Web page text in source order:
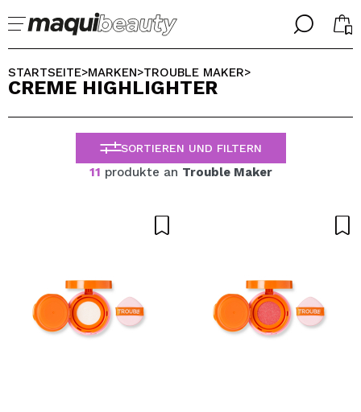
╳
Ich bin bereits #maquilover, ich habe ein Konto
Ich habe hier kein Konto
╳
WÄHLE DEINE SPRACHE
ALEMAN
ESPAÑOL
ENGLISH
FRANCES
STARTSEITE>MARKEN>TROUBLE MAKER>
CREME HIGHLIGHTER
SORTIEREN UND FILTERN
11 produkte an Trouble Maker